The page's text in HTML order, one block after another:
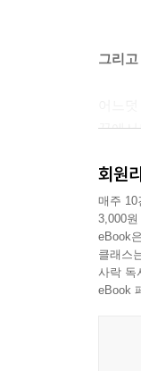
그리
꿈에
이 바
이 바
하지
꿈에
낚시
회원
매주 10
3,000
eBook
클래스
사락 독
eBook